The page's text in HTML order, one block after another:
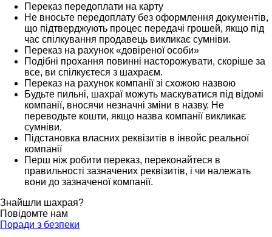
Переказ передоплати на карту
Не вносьте передоплату без оформлення документів,
що підтверджують процес передачі грошей, якщо під
час спілкування продавець викликає сумніви.
Переказ на рахунок «довіреної особи»
Подібні прохання повинні насторожувати, скоріше за
все, ви спілкуєтеся з шахраєм.
Переказ на рахунок компанії зі схожою назвою
Будьте пильні, шахраї можуть маскуватися під відомі
компанії, вносячи незначні зміни в назву. Не
переводьте кошти, якщо назва компанії викликає
сумніви.
Підстановка власних реквізитів в інвойс реальної
компанії
Перш ніж робити переказ, переконайтеся в
правильності зазначених реквізитів, і чи належать
вони до зазначеної компанії.
Знайшли шахрая?
Повідомте нам
Поради з безпеки